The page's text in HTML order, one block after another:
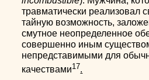
травматически реализовал
тайную возможность,
смутное неопределенное
совершенно иным
непредставимыми для
качествами17.